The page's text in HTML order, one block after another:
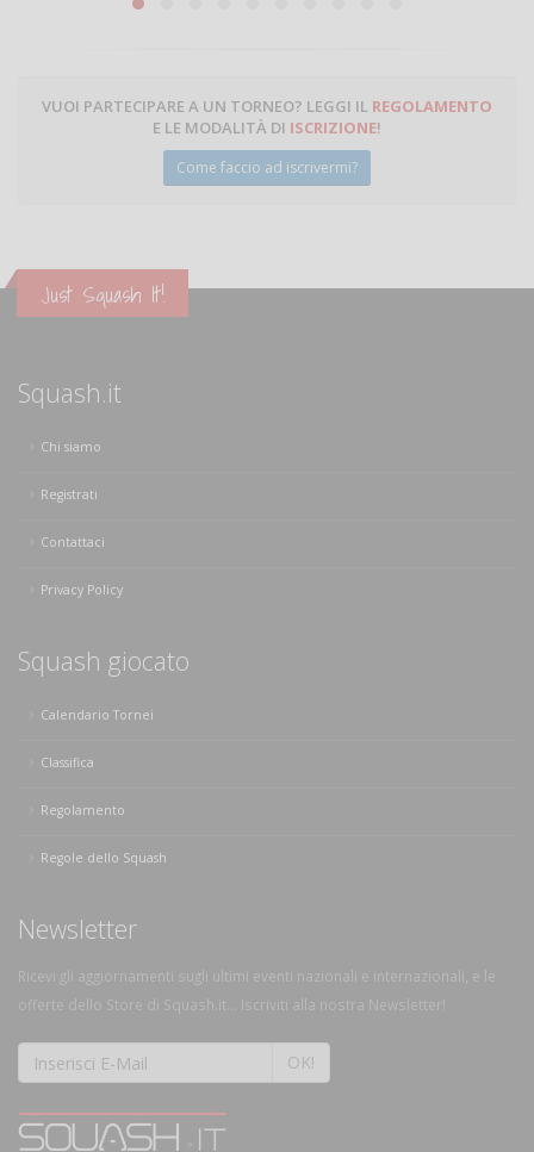
VUOI PARTECIPARE A UN TORNEO? LEGGI IL REGOLAMENTO
E LE MODALITÀ DI ISCRIZIONE!
Come faccio ad iscrivermi?
Just Squash It!
Squash.it
Chi siamo
Registrati
Contattaci
Privacy Policy
Squash giocato
Calendario Tornei
Classifica
Regolamento
Regole dello Squash
Newsletter
Ricevi gli aggiornamenti sugli ultimi eventi nazionali e internazionali, e le
offerte dello Store di Squash.it... Iscriviti alla nostra Newsletter!
OK!